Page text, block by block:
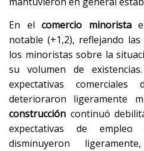
En el comercio minorista
notable (+1,2), reflejando
los minoristas sobre la
su volumen de
expectativas
deterioraron ligeramente
construcción continuó
expectativas de
disminuyeron